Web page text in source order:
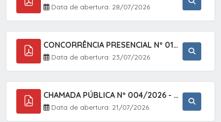
Data de abertura: 28/07/2026
CONCORRÊNCIA PRESENCIAL Nº 018/2026 - PAVIMENTAÇÃO ASFÁLTICA NO BAIRRO VOTUPOCA ? ESTRADA DA RAPOSA, NO MUNICÍPIO DE SETE BARRAS/SP
Data de abertura: 23/07/2026
CHAMADA PÚBLICA Nº 004/2026 - AQUISIÇÃO DE GÊNEROS ALIMENTÍCIOS DA AGRICULTURA FAMILIAR PARA ALIMENTAÇÃO ESCOLAR COM DISPENSA DE LICITAÇÃO, LEI N.º 11.947, DE 16/07/2009, RESOLUÇÃO N.º 26 DO FNDE, DE 17/06/2013 E ALTERAÇÕES E A LEI FEDERAL Nº 14.133/
Data de abertura: 21/07/2026